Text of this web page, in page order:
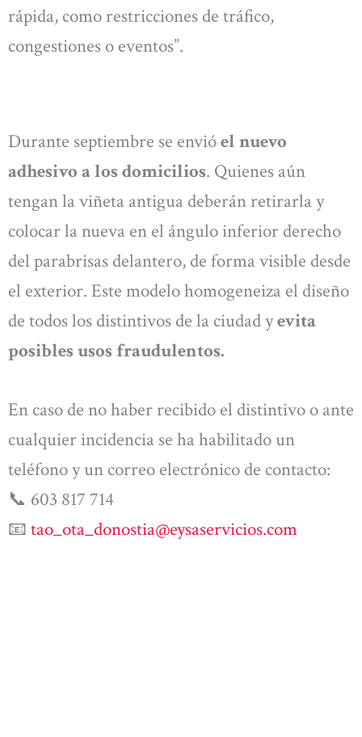
rápida, como restricciones de tráfico,
congestiones o eventos”.
Durante septiembre se envióel nuevo
adhesivo a los domicilios. Quienes aún
tengan la viñeta antigua deberán retirarla y
colocar la nueva en el ángulo inferior derecho
del parabrisas delantero, de forma visible desde
el exterior. Este modelo homogeneiza el diseño
de todos los distintivos de la ciudad yevita
posibles usos fraudulentos.
En caso de no haber recibido el distintivo o ante
cualquier incidencia se ha habilitado un
teléfono y un correo electrónico de contacto:
📞 603 817 714
📧 tao_ota_donostia@eysaservicios.com